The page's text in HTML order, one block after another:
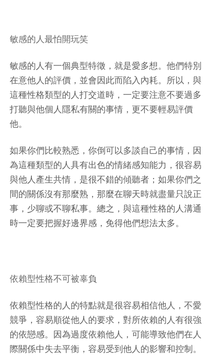
敏感的人最怕開玩笑
敏感的人有一個典型特徵，就是愛多想。他們特別
在意他人的評價，並會因此而陷入內耗。所以，與
這種性格類型的人打交道時，一定要注意不要過多
打聽與他個人隱私有關的事情，更不要輕易評價
他。
如果你們比較熟悉，你倒可以多談自己的事情，因
為這種類型的人具有出色的情緒感知能力，很容易
與他人產生共情，是很不錯的傾聽者；如果你們之
間的關係沒有那麼熟，那麼在聊天時就盡量只說正
事，少聊或不聊私事。總之，與這種性格的人溝通
時一定要把握好邊界感，免得他們想法太多。
依賴型性格不可被辜負
依賴型性格的人的特點就是很容易相信他人，不愛
競爭，容易順從他人的要求，對所依賴的人有很強
的依戀感。因為過度依賴他人，可能導致他們在人
際關係中失去平衡，容易受到他人的影響和控制。